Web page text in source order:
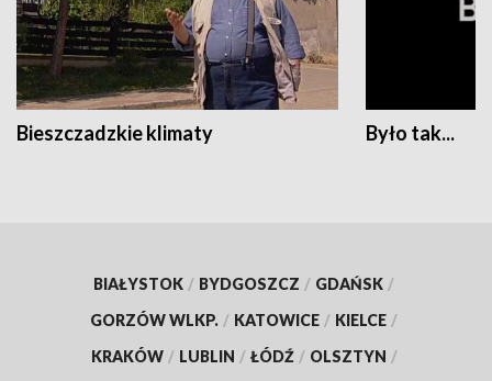
Bieszczadzkie klimaty Było tak...
BIAŁYSTOK / BYDGOSZCZ / GDAŃSK /
GORZÓW WLKP. / KATOWICE / KIELCE /
KRAKÓW / LUBLIN / ŁÓDŹ / OLSZTYN /